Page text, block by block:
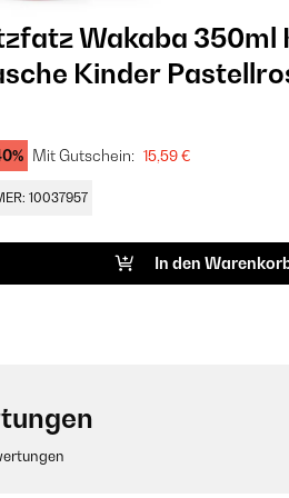
Wakaba 350ml
Kinder
Mit Gutschein: 15,59 €
10037957
In den